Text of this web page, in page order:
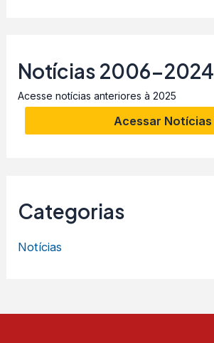
Notícias 2006-2024
Acesse notícias anteriores à 2025
Acessar Notícias
Categorias
Notícias